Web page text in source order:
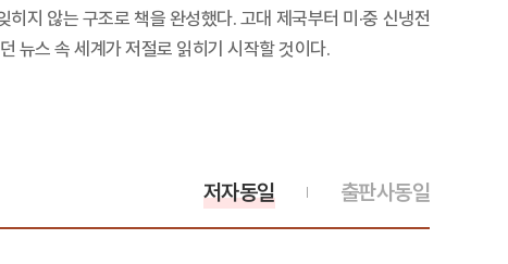
지 않는 구조로 책을 완성했다. 고대 제국부터 미·중 신냉전
뉴스 속 세계가 저절로 읽히기 시작할 것이다.
출판사동일
저자동일